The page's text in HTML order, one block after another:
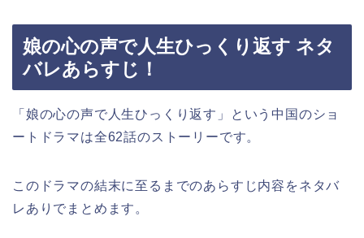
娘の心の声で人生ひっくり返す ネタ
バレあらすじ！
「娘の心の声で人生ひっくり返す」という中国のショ
ートドラマは全62話のストーリーです。
このドラマの結末に至るまでのあらすじ内容をネタバ
レありでまとめます。